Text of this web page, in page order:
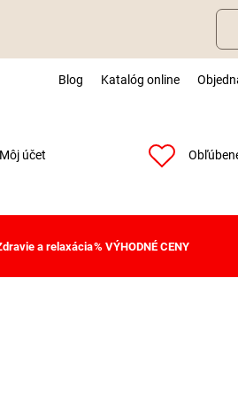
Blog Katalóg online
Môj účet
a relaxácia% VÝHODNÉ CENY